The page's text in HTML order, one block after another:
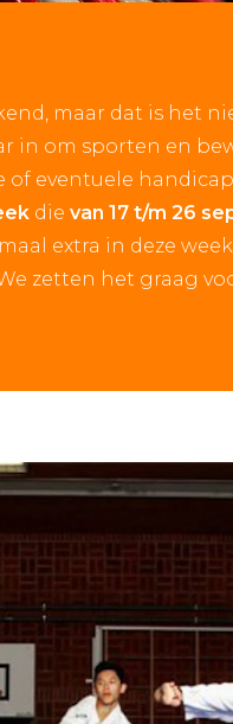
maar dat is het
in om sporten en
of eventuele
dievan 17 t/m 26
extra in deze
zetten het graag